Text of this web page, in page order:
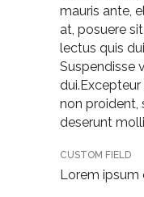
mauris ante,
at, posuere
lectus quis
Suspendisse
non proident,
deserunt
CUSTOM FIELD
Lorem